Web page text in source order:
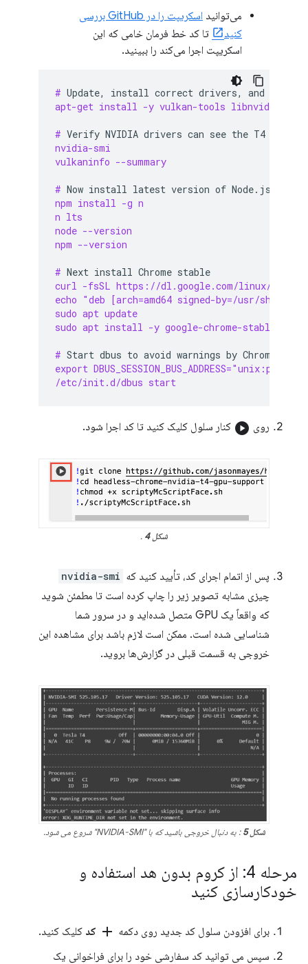
می‌توانید
اسکریپت را در GitHub بررسی
کنید
تا کد خط فرمان خامی که این
اسکریپت اجرا می‌کند را ببینید.
# Update, install correct drivers, and
apt-get install -y vulkan-tools libnvidia-gl-
# Verify NVIDIA drivers can see the T4
nvidia-smi
vulkaninfo --summary
# Now install latest version of
npm install -g n
n lts
node --version
npm --version
# Next install Chrome
curl -fsSL https://dl.google.com/linux/
echo "deb [arch=amd64 signed-by=/usr/
sudo apt update
sudo apt install -y google-chrome-stable
# Start dbus to avoid warnings by Chrome
export
/etc/init.d/dbus start
روی play_circle کنار سلول کلیک کنید تا کد اجرا شود.
شکل 4 .
پس از اتمام اجرای کد، تأیید کنید که nvidia-smi
چیزی مشابه تصویر زیر را چاپ کرده است تا مطمئن شوید
که واقعاً یک GPU متصل شده‌اید و در سرور شما
شناسایی شده است. ممکن است لازم باشد برای مشاهده این
خروجی به قسمت قبلی در گزارش‌ها بروید.
شکل 5 : به دنبال خروجی باشید که با "NVIDIA-SMI" شروع می شود.
مرحله 4: از کروم بدون هد استفاده و
خودکارسازی کنید
برای افزودن سلول کد جدید روی دکمه add کد کلیک کنید.
سپس می توانید کد سفارشی خود را برای فراخوانی یک